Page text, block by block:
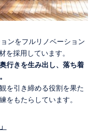
ンをフルリノベーション
を採用しています。
行きを生み出し、落ち着
を引き締める役割を果た
をもたらしています。